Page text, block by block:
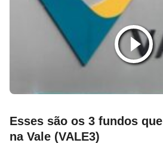
Esses são os 3 fundos
na Vale (VALE3)